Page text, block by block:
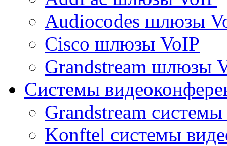
Audiocodes шлюзы
Cisco шлюзы VoIP
Grandstream шлюзы
Системы
Grandstream
Konftel системы